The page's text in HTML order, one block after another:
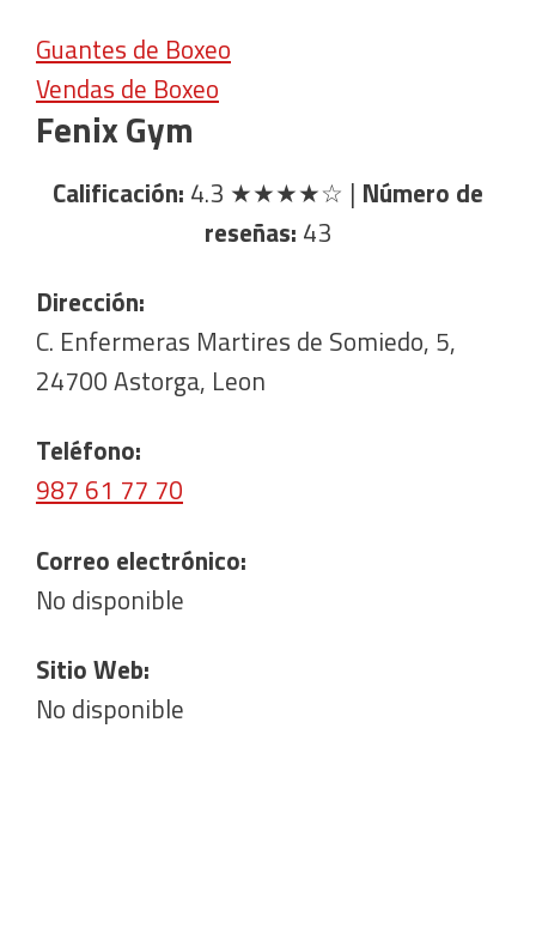
Guantes de Boxeo
Vendas de Boxeo
Fenix Gym
Calificación: 4.3 ★★★★☆ | Número de
reseñas: 43
Dirección:
C. Enfermeras Martires de Somiedo, 5,
24700 Astorga, Leon
Teléfono:
987 61 77 70
Correo electrónico:
No disponible
Sitio Web:
No disponible